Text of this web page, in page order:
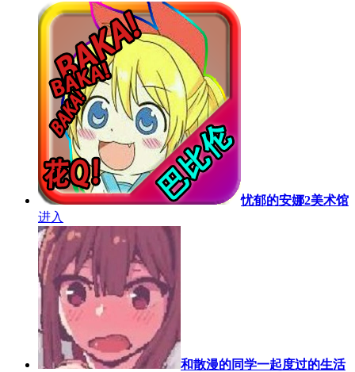
忧郁的安娜2美术馆
进入
和散漫的同学一起度过的生活